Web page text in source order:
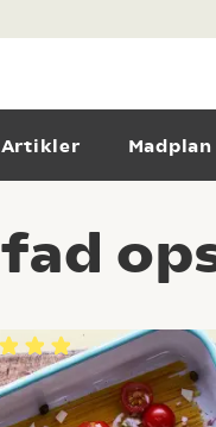
Artikler Madplan